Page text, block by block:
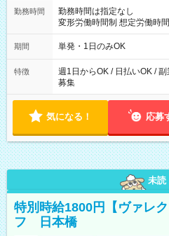
勤務時間
勤務時間は指定なし
変形労働時間制 想定労働時間160時間/月 【
～21：00
期間 単発・1日のみOK
特徴
週1日からOK / 日払いOK /
募集
気になる！ 応募
未読
特別時給1800円【ヴァレ
フ 日本橋